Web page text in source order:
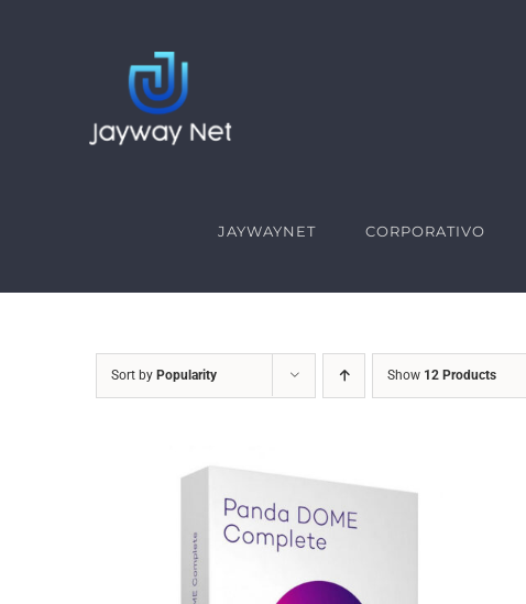
JAYWAYNET CORPORATIVO
Sort by Popularity Show 12 Products